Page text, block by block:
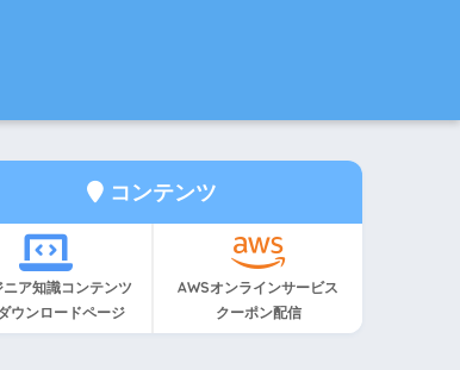
コンテンツ
ニア知識コンテンツ
ウンロードページ
AWSオンラインサービス
クーポン配信